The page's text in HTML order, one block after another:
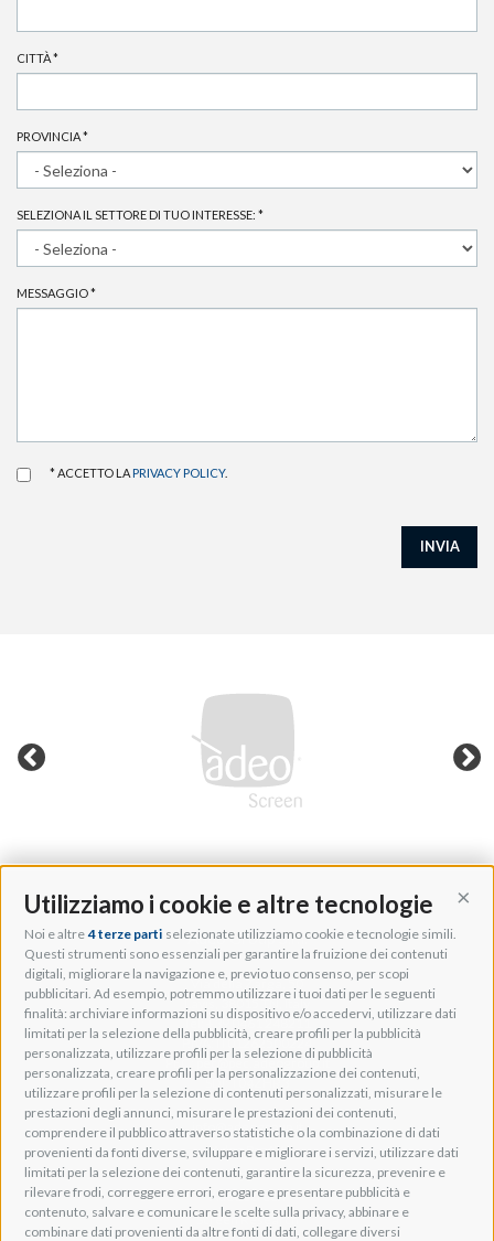
Utilizziamo i cookie e altre tecnologie
Noi e altre 4 terze parti selezionate utilizziamo cookie e tecnologie simili.
Questi strumenti sono essenziali per garantire la fruizione dei contenuti
digitali, migliorare la navigazione e, previo tuo consenso, per scopi
pubblicitari. Ad esempio, potremmo utilizzare i tuoi dati per le seguenti
finalità: archiviare informazioni su dispositivo e/o accedervi, utilizzare dati
limitati per la selezione della pubblicità, creare profili per la pubblicità
personalizzata, utilizzare profili per la selezione di pubblicità
personalizzata, creare profili per la personalizzazione dei contenuti,
utilizzare profili per la selezione di contenuti personalizzati, misurare le
prestazioni degli annunci, misurare le prestazioni dei contenuti,
comprendere il pubblico attraverso statistiche o la combinazione di dati
provenienti da fonti diverse, sviluppare e migliorare i servizi, utilizzare dati
limitati per la selezione dei contenuti, garantire la sicurezza, prevenire e
rilevare frodi, correggere errori, erogare e presentare pubblicità e
contenuto, salvare e comunicare le scelte sulla privacy, abbinare e
combinare dati provenienti da altre fonti di dati, collegare diversi
CITTÀ*
PROVINCIA*
SELEZIONA IL SETTORE DI TUO INTERESSE: *
MESSAGGIO*
* ACCETTO LA PRIVACY POLICY.
INVIA
Adeo Group S.r.l.
Via della Zarga, 50
Lavis, 38015 TN, Italy
Tel: +39 0461 248211
P.IVA: IT01262500224
PEC: pec@pec.adeogroup.it
SDI: T04ZHR3
info@adeogroup.it
Adeo ProAV
Adeo HomeAV
Adeo Screen
Screen Research